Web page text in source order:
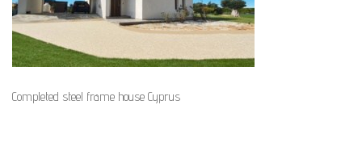
Completed steel frame house Cyprus